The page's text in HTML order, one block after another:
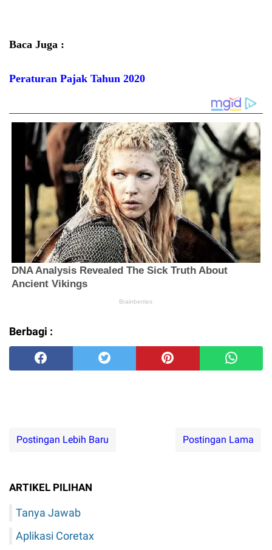
Baca Juga :
Peraturan Pajak Tahun 2020
Berbagi :
Postingan Lebih Baru Postingan Lama
ARTIKEL PILIHAN
Tanya Jawab
Aplikasi Coretax